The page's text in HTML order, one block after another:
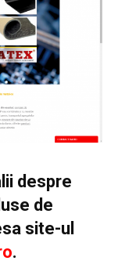
despre
de
site-ul
.